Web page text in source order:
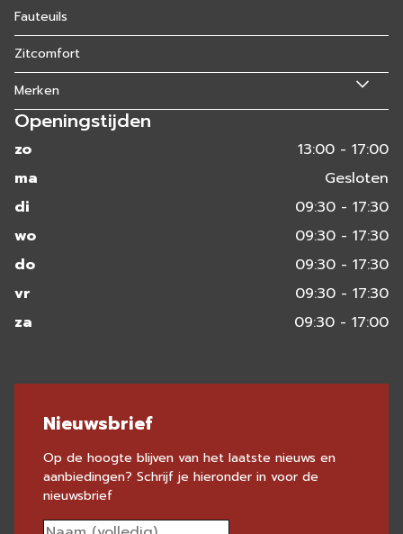
Fauteuils
Zitcomfort
Merken
Openingstijden
zo
13:00 - 17:00
ma
Gesloten
di
09:30 - 17:30
wo
09:30 - 17:30
do
09:30 - 17:30
vr
09:30 - 17:30
za
09:30 - 17:00
Nieuwsbrief
Op de hoogte blijven van het laatste nieuws en
aanbiedingen? Schrijf je hieronder in voor de
nieuwsbrief